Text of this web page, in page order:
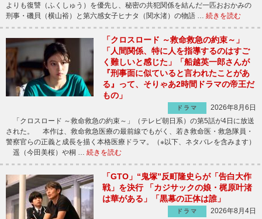
よりも復讐（ふくしゅう）を優先し、秘密の共犯関係を結んだ一匹おおかみの
刑事・磯貝（横山裕）と第六感女子ヒナタ（関水渚）の物語 … 続きを読む
「クロスロード ～救命救急の約束～」
「人間関係、特に人を指導するのはすご
く難しいと感じた」「船越英一郎さんが
『刑事面に似ていると言われたことがあ
る』って、そりゃあ2時間ドラマの帝王だ
もの」
ドラマ
2026年8月6日
「クロスロード ～救命救急の約束～」（テレビ朝日系）の第5話が4日に放送
された。 本作は、救命救急医療の最前線でもがく、若き救命医・救急隊員・
警察官らの正義と成長を描く本格医療ドラマ。（※以下、ネタバレを含みます）
遥（今田美桜）や桐 … 続きを読む
「GTO」“鬼塚”反町隆史らが「告白大作
戦」を決行 「カジサックの娘・梶原叶渚
は華がある」「黒幕の正体は誰」
ドラマ
2026年8月4日